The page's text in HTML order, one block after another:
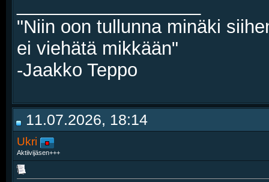
"Niin oon tullunna minäki
ei viehätä mikkään"
-Jaakko Teppo
11.07.2026, 18:14
Ukri
Aktiivijäsen+++